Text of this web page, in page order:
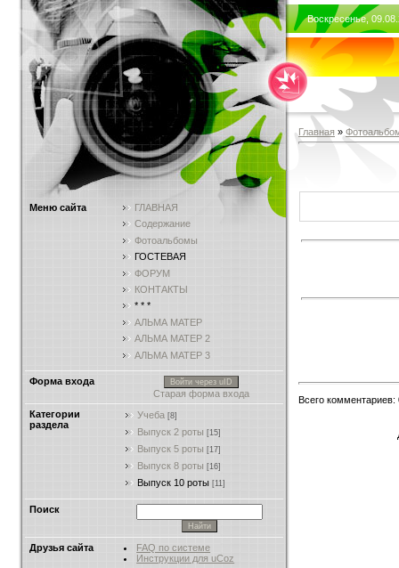
Меню сайта
ГЛАВНАЯ
Содержание
Фотоальбомы
ГОСТЕВАЯ
ФОРУМ
КОНТАКТЫ
* * *
АЛЬМА МАТЕР
АЛЬМА МАТЕР 2
АЛЬМА МАТЕР 3
Форма входа Войти через uID
Старая форма входа
Категории
раздела
Учеба [8]
Выпуск 2 роты [15]
Выпуск 5 роты [17]
Выпуск 8 роты [16]
Выпуск 10 роты [11]
Поиск
Друзья сайта
FAQ по системе
Инструкции для uCoz
Воскресенье,
Главная »
Всего комментариев: